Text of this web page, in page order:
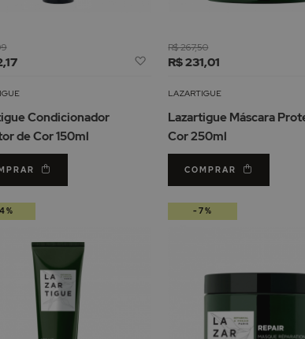
Adicionar
Lista
Desejos
Condicionador
de Cor 150ml
R$ 231,01
R$ 267,50
LAZARTIGUE
Lazartigue Máscara
Cor 250ml
COMPRAR
-7%